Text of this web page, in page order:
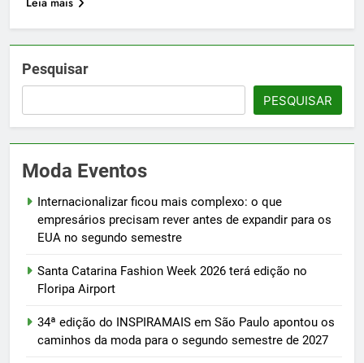
Pesquisar
PESQUISAR
Moda Eventos
Internacionalizar ficou mais complexo: o que
empresários precisam rever antes de expandir para os
EUA no segundo semestre
Santa Catarina Fashion Week 2026 terá edição no
Floripa Airport
34ª edição do INSPIRAMAIS em São Paulo apontou os
caminhos da moda para o segundo semestre de 2027